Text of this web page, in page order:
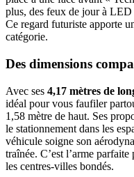
plus, des feux de jour à
Ce regard futuriste apporte
catégorie.
Des dimensions
Avec ses 4,17 mètres de
idéal pour vous faufiler
1,58 mètre de haut. Ses
le stationnement dans les
véhicule soigne son
traînée. C’est l’arme
les centres-villes bondés.